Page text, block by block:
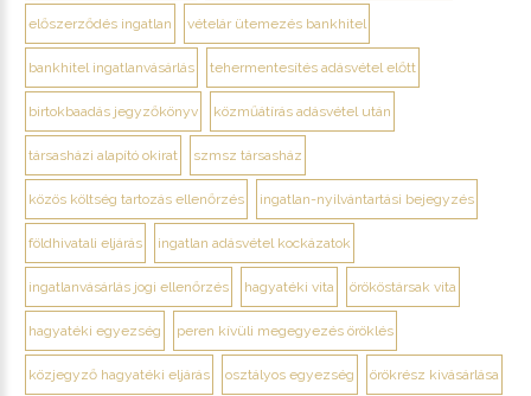
előszerződés ingatlan vételár ütemezés bankhitel
bankhitel ingatlanvásárlás tehermentesítés adásvétel előtt
birtokbaadás jegyzőkönyv közműátírás adásvétel után
társasházi alapító okirat szmsz társasház
közös költség tartozás ellenőrzés ingatlan-nyilvántartási bejegyzés
földhivatali eljárás ingatlan adásvétel kockázatok
ingatlanvásárlás jogi ellenőrzés hagyatéki vita örököstársak vita
hagyatéki egyezség peren kívüli megegyezés öröklés
közjegyző hagyatéki eljárás osztályos egyezség örökrész kivásárlása